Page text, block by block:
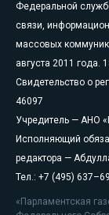
Федеральной
связи,
массовых
августа 2011 года.
Свидетельство о
46097
Учредитель — АНО
Исполняющий
редактора —
Тел.: +7 (495)
«Парламентская